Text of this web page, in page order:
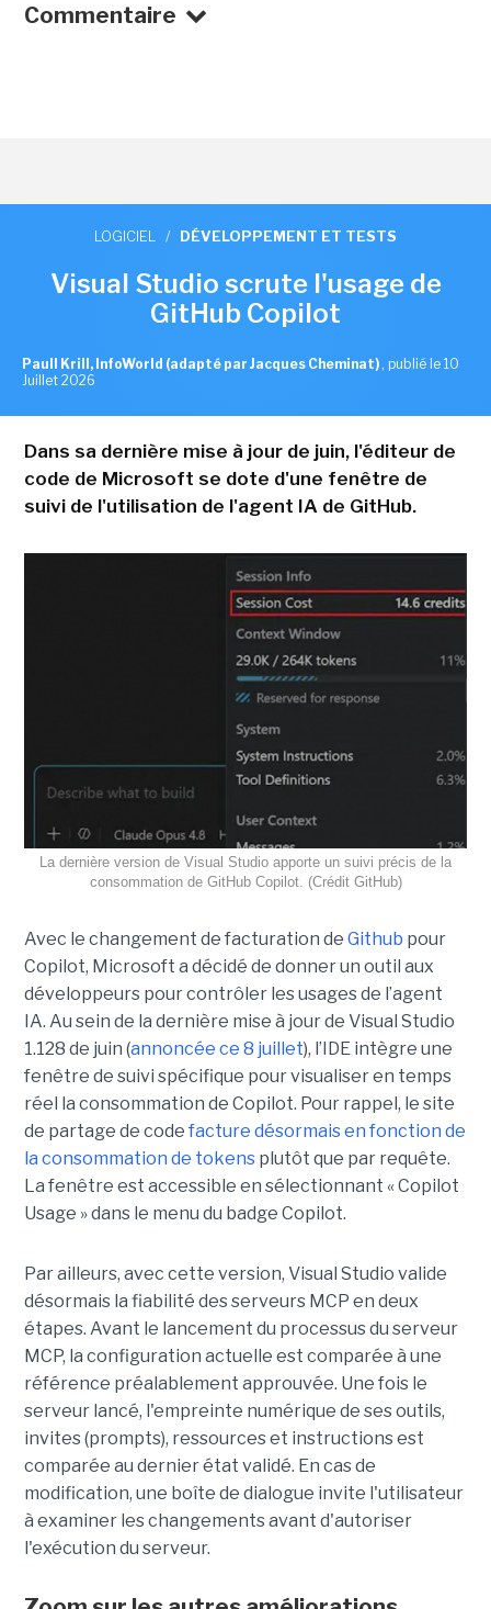
Commentaire
LOGICIEL / DÉVELOPPEMENT ET TESTS
Visual Studio scrute l'usage de
GitHub Copilot
Paull Krill, InfoWorld (adapté par Jacques Cheminat) , publié le 10
Juillet 2026
Dans sa dernière mise à jour de juin, l'éditeur de
code de Microsoft se dote d'une fenêtre de
suivi de l'utilisation de l'agent IA de GitHub.
La dernière version de Visual Studio apporte un suivi précis de la
consommation de GitHub Copilot. (Crédit GitHub)
Avec le changement de facturation de Github pour
Copilot, Microsoft a décidé de donner un outil aux
développeurs pour contrôler les usages de l’agent
IA. Au sein de la dernière mise à jour de Visual Studio
1.128 de juin (annoncée ce 8 juillet), l’IDE intègre une
fenêtre de suivi spécifique pour visualiser en temps
réel la consommation de Copilot. Pour rappel, le site
de partage de code facture désormais en fonction de
la consommation de tokens plutôt que par requête.
La fenêtre est accessible en sélectionnant « Copilot
Usage » dans le menu du badge Copilot.
Par ailleurs, avec cette version, Visual Studio valide
désormais la fiabilité des serveurs MCP en deux
étapes. Avant le lancement du processus du serveur
MCP, la configuration actuelle est comparée à une
référence préalablement approuvée. Une fois le
serveur lancé, l'empreinte numérique de ses outils,
invites (prompts), ressources et instructions est
comparée au dernier état validé. En cas de
modification, une boîte de dialogue invite l'utilisateur
à examiner les changements avant d'autoriser
l'exécution du serveur.